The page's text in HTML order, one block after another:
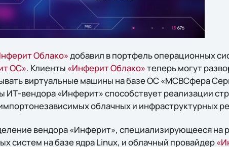
Облако»добавил в портфель операционных
ОС». Клиенты «Инферит Облако»теперь могут
виртуальные машины на базе ОС «МСВСфера
ИТ-вендора «Инферит» способствует реализации
облачных и инфраструктурных
вендора «Инферит», специализирующееся на
систем на базе ядра Linux, и облачный провайдер